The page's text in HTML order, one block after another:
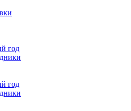
год
год